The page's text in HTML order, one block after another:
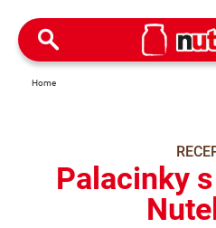
Home
Palacinky